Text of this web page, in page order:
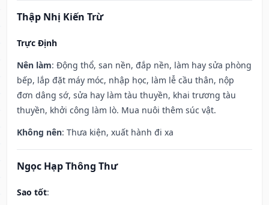
Thập Nhị Kiến Trừ
Trực Định
Nên làm: Động thổ, san nền, đắp nền, làm hay sửa phòng
bếp, lắp đặt máy móc, nhập học, làm lễ cầu thân, nộp
đơn dâng sớ, sửa hay làm tàu thuyền, khai trương tàu
thuyền, khởi công làm lò. Mua nuôi thêm súc vật.
Không nên: Thưa kiện, xuất hành đi xa
Ngọc Hạp Thông Thư
Sao tốt: